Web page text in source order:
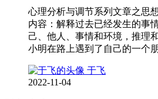
心理分析与调节系列文章之思
内容：解释过去已经发生的事
己、他人、事情和环境，推理
小明在路上遇到了自己的一个
于飞
2022-11-04